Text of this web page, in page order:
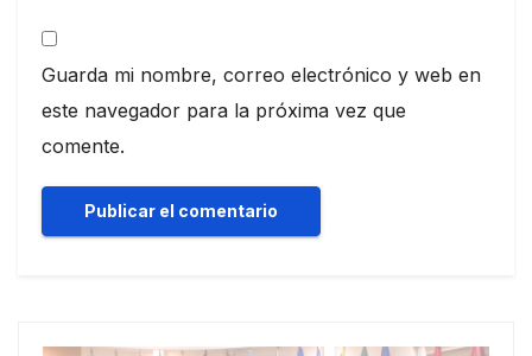
Guarda mi nombre, correo electrónico y web en
este navegador para la próxima vez que
comente.